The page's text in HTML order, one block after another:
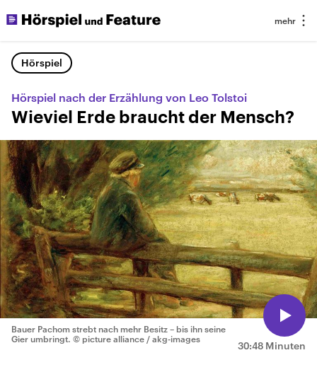
Hörspiel
Hörspiel nach der Erzählung von Leo Tolstoi
Wieviel Erde braucht der Mensch?
30:48 Minuten
Bauer Pachom strebt nach mehr Besitz – bis ihn seine
Gier umbringt. © picture alliance / akg-images